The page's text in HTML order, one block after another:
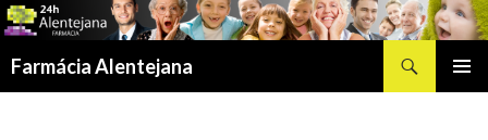
Farmácia Alentejana